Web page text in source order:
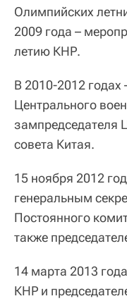
Олимпийских
2009 года –
летию КНР.
В 2010-2012 годах
Центрального
зампредседателя
совета Китая.
15 ноября 2012
генеральным
Постоянного
также
14 марта 2013
КНР и